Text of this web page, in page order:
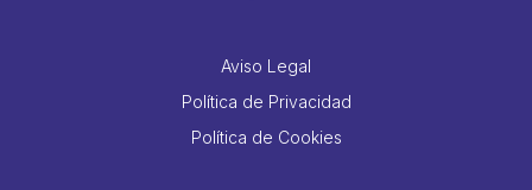
Aviso Legal
Política de Privacidad
Política de Cookies